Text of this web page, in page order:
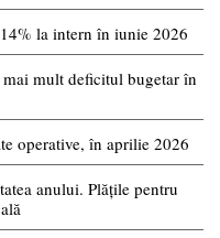
la intern în iunie 2026
mult deficitul bugetar în
operative, în aprilie 2026
anului. Plățile pentru